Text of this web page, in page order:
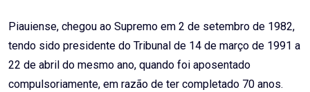
Piauiense, chegou ao Supremo em 2 de setembro de 1982,
tendo sido presidente do Tribunal de 14 de março de 1991 a
22 de abril do mesmo ano, quando foi aposentado
compulsoriamente, em razão de ter completado 70 anos.